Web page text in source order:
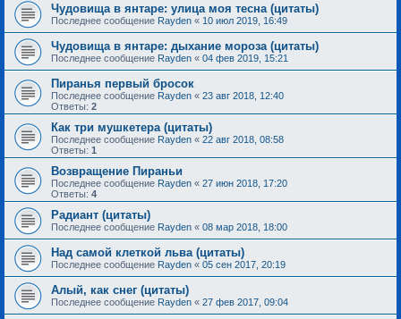
Чудовища в янтаре: улица моя тесна (цитаты)
Последнее сообщение Rayden « 10 июл 2019, 16:49
Чудовища в янтаре: дыхание мороза (цитаты)
Последнее сообщение Rayden « 04 фев 2019, 15:21
Пиранья первый бросок
Последнее сообщение Rayden « 23 авг 2018, 12:40
Ответы: 2
Как три мушкетера (цитаты)
Последнее сообщение Rayden « 22 авг 2018, 08:58
Ответы: 1
Возвращение Пираньи
Последнее сообщение Rayden « 27 июн 2018, 17:20
Ответы: 4
Радиант (цитаты)
Последнее сообщение Rayden « 08 мар 2018, 18:00
Над самой клеткой льва (цитаты)
Последнее сообщение Rayden « 05 сен 2017, 20:19
Алый, как снег (цитаты)
Последнее сообщение Rayden « 27 фев 2017, 09:04